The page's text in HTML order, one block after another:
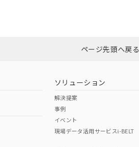
ダウンロードはこちらページ先頭へ戻る
ソリューション
解決提案
事例
イベント
現場データ活用サービスi-BELT